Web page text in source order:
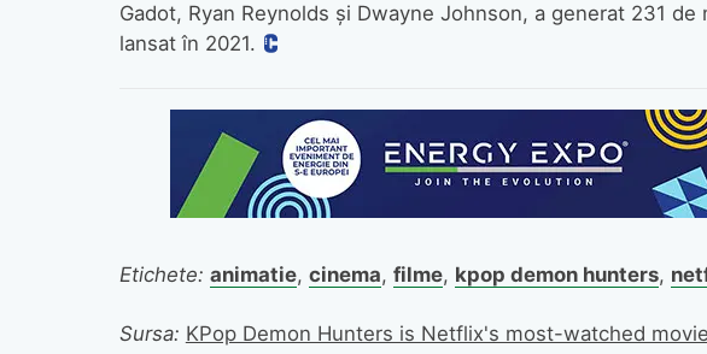
Gadot, Ryan Reynolds și Dwayne Johnson, a generat 231
lansat în 2021.
Etichete: animatie, cinema, filme, kpop demon hunters,
Sursa: KPop Demon Hunters is Netflix's most-watched